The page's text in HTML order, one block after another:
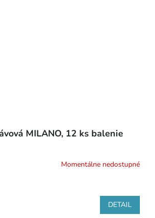
MILANO, 12 ks balenie
Momentálne nedostupné
DETAIL